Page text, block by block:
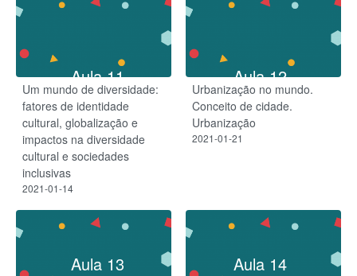
Aula 11
Um mundo de diversidade:
fatores de identidade
cultural, globalização e
impactos na diversidade
cultural e sociedades
inclusivas
2021-01-14
Aula 12
Urbanização no mundo.
Conceito de cidade.
Urbanização
2021-01-21
Aula 13 Aula 14